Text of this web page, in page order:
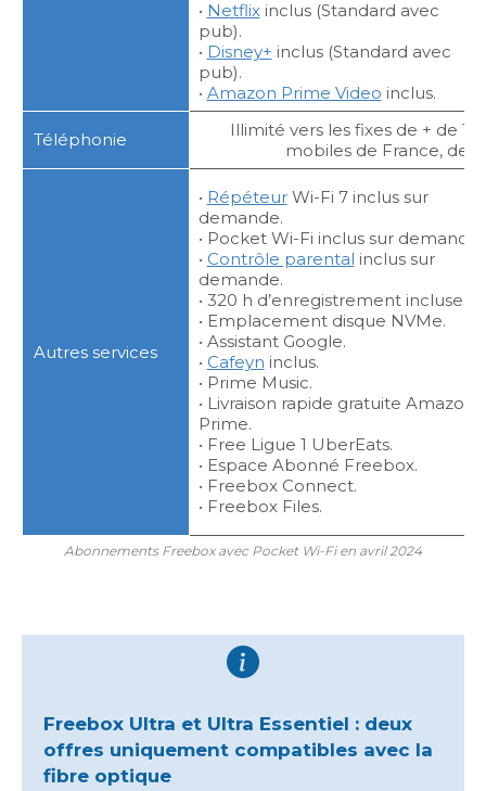
• Netflixinclus (Standard avec
pub).
• Disney+ inclus (Standard avec
pub).
• Amazon Prime Video inclus.
Téléphonie
Illimité vers les fixes de + de
mobiles de France, des
Autres services
• RépéteurWi-Fi 7 inclus sur
demande.
• Pocket Wi-Fi inclus sur demande.
• Contrôle parental inclus sur
demande.
• 320 h d’enregistrement incluses.
• Emplacement disque NVMe.
• Assistant Google.
• Cafeyn inclus.
• Prime Music.
• Livraison rapide gratuite Amazon
Prime.
• Free Ligue 1 UberEats.
• Espace Abonné Freebox.
• Freebox Connect.
• Freebox Files.
Abonnements Freebox avec Pocket Wi-Fi en avril 2024
Freebox Ultra et Ultra Essentiel : deux
offres uniquement compatibles avec la
fibre optique